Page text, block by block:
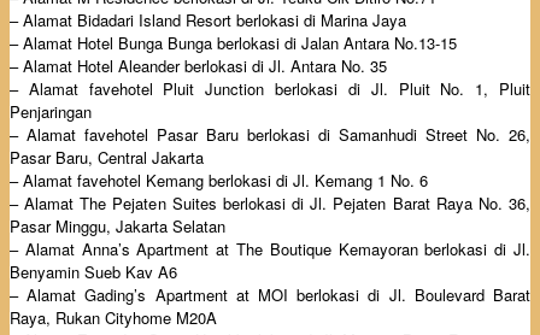
– Alamat Bidadari Island Resort berlokasi di Marina Jaya
– Alamat Hotel Bunga Bunga berlokasi di Jalan Antara No.13-15
– Alamat Hotel Aleander berlokasi di Jl. Antara No. 35
– Alamat favehotel Pluit Junction berlokasi di Jl. Pluit No. 1, Pluit
Penjaringan
– Alamat favehotel Pasar Baru berlokasi di Samanhudi Street No. 26,
Pasar Baru, Central Jakarta
– Alamat favehotel Kemang berlokasi di Jl. Kemang 1 No. 6
– Alamat The Pejaten Suites berlokasi di Jl. Pejaten Barat Raya No. 36,
Pasar Minggu, Jakarta Selatan
– Alamat Anna’s Apartment at The Boutique Kemayoran berlokasi di Jl.
Benyamin Sueb Kav A6
– Alamat Gading’s Apartment at MOI berlokasi di Jl. Boulevard Barat
Raya, Rukan Cityhome M20A